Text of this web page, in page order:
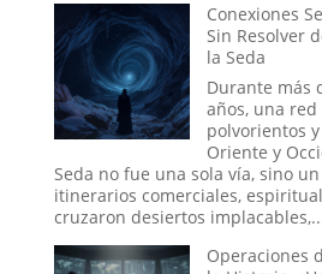
el
Arca
de
la
Alianza
una
Batería
Antigua?
La
teoría
del
Conexiones
Sin Resolver
la Seda
Durante más
años, una
polvorientos
Oriente y
Seda no fue una sola vía, sino
itinerarios comerciales,
cruzaron desiertos
Operaciones